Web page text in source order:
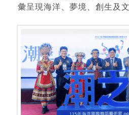
彙呈現海洋、夢境、創生及